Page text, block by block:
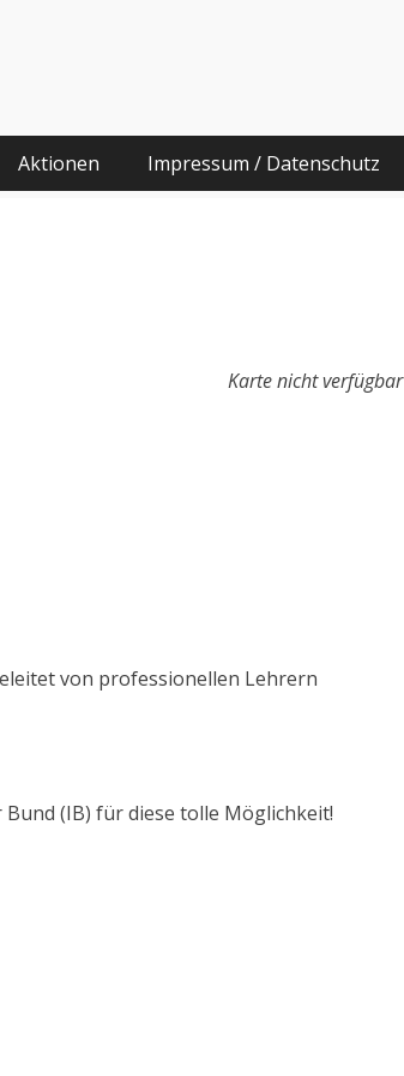
Aktionen Impressum / Datenschutz
Karte nicht verfügbar
von professionellen Lehrern
(IB) für diese tolle Möglichkeit!